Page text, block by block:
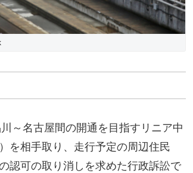
～名古屋間の開通を目指すリニア中
を相手取り、走行予定の周辺住民
認可の取り消しを求めた行政訴訟で